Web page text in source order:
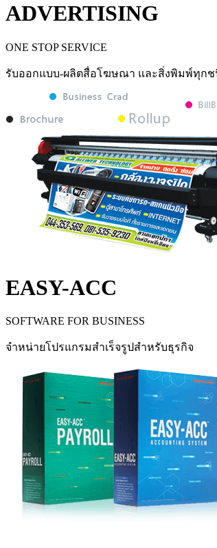
ADVERTISING
ONE STOP SERVICE
รับออกแบบ-ผลิตสื่อโฆษณา และสิ่งพิมพ์ทุกช
EASY-ACC
SOFTWARE FOR BUSINESS
จำหน่ายโปรแกรมสำเร็จรูปสำหรับธุรกิจ